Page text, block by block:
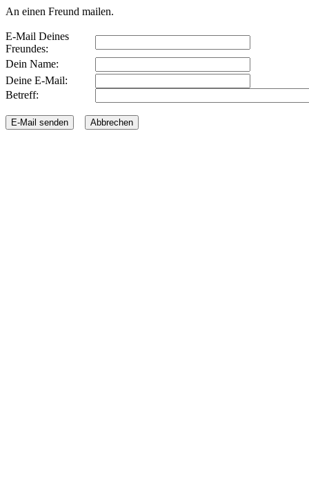
An einen Freund mailen.
E-Mail Deines
Freundes:
Dein Name:
Deine E-Mail:
Betreff: